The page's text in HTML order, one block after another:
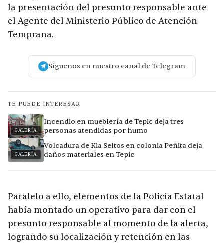
la presentación del presunto responsable ante
el Agente del Ministerio Público de Atención
Temprana.
Síguenos en nuestro canal de Telegram
TE PUEDE INTERESAR
GALERÍA
Incendio en mueblería de Tepic deja tres
personas atendidas por humo
GALERÍA
Volcadura de Kia Seltos en colonia Peñita deja
daños materiales en Tepic
Paralelo a ello, elementos de la Policía Estatal
había montado un operativo para dar con el
presunto responsable al momento de la alerta,
logrando su localización y retención en las